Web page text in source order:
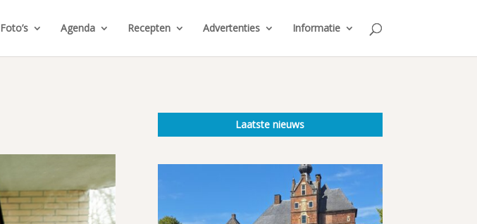
Foto’s Agenda Recepten Advertenties Informatie
Laatste nieuws